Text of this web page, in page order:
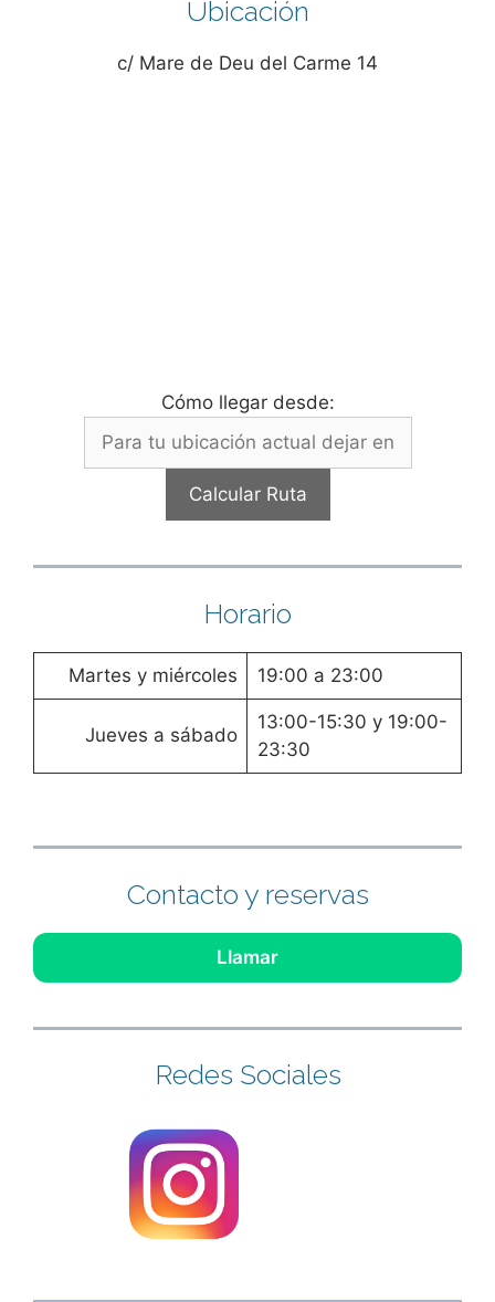
Ubicación
c/ Mare de Deu del Carme 14
Cómo llegar desde:
Horario
Martes y miércoles 19:00 a 23:00
Jueves a sábado
13:00-15:30 y 19:00-
23:30
Contacto y reservas
Llamar
Redes Sociales